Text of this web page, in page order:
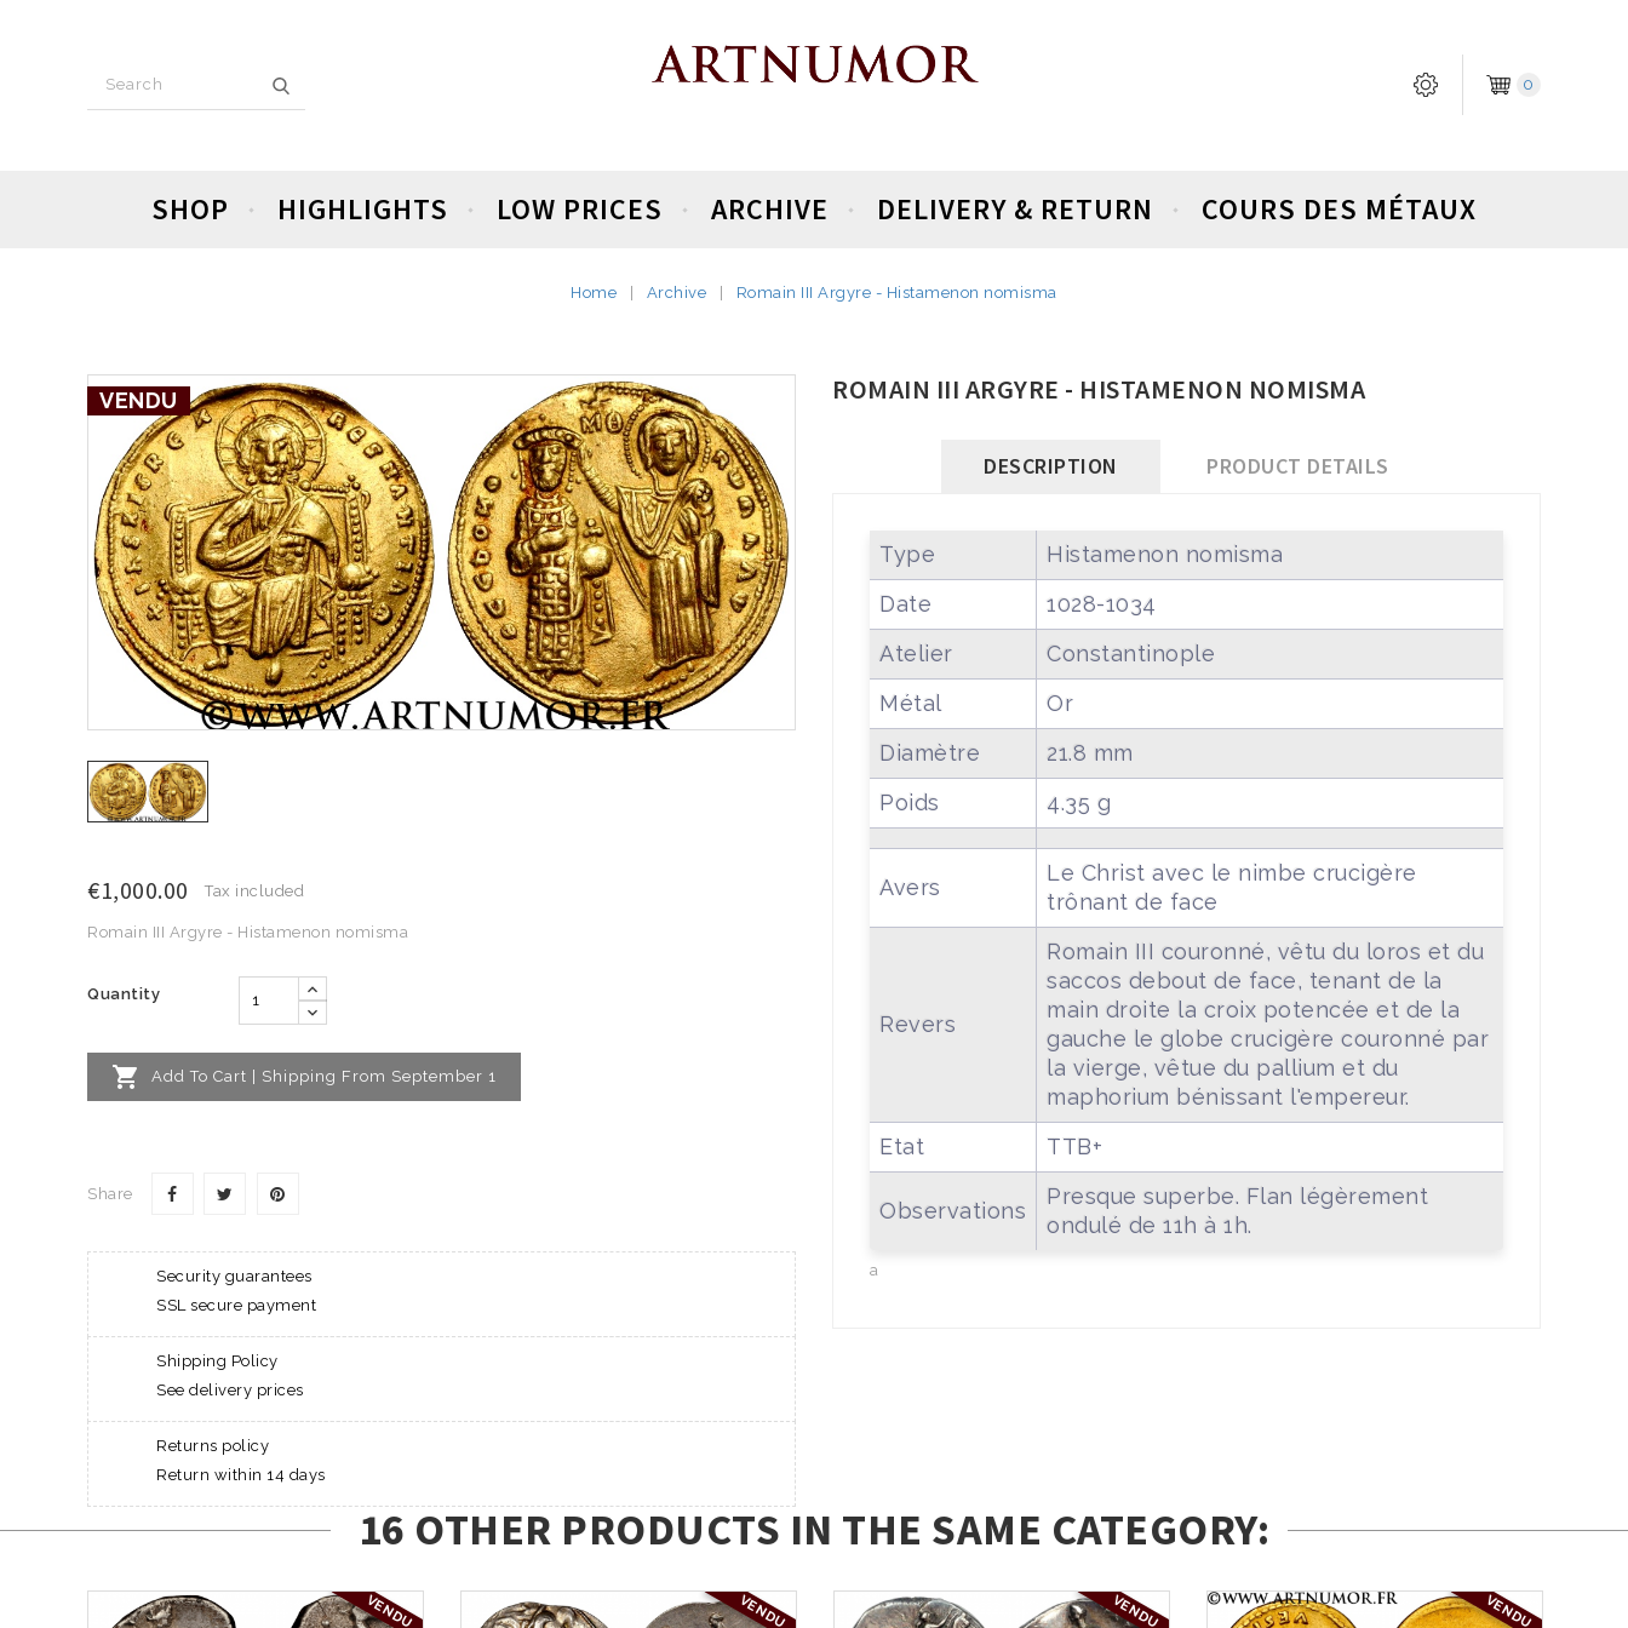
0
SHOP HIGHLIGHTS LOW PRICES ARCHIVE DELIVERY & RETURN COURS DES MÉTAUX
Home Archive Romain III Argyre - Histamenon nomisma
VENDU
€1,000.00 Tax included
Romain III Argyre - Histamenon nomisma
Quantity
 Add To Cart | Shipping From September 1
Share
Security guarantees
SSL secure payment
Shipping Policy
See delivery prices
Returns policy
Return within 14 days
ROMAIN III ARGYRE - HISTAMENON NOMISMA
DESCRIPTION PRODUCT DETAILS
Type
Histamenon nomisma
Date
1028-1034
Atelier
Constantinople
Métal
Or
Diamètre
21.8 mm
Poids
4.35 g
Avers
Le Christ avec le nimbe crucigère
trônant de face
Revers
Romain III couronné, vêtu du loros et du
saccos debout de face, tenant de la
main droite la croix potencée et de la
gauche le globe crucigère couronné par
la vierge, vêtue du pallium et du
maphorium bénissant l'empereur.
Etat
TTB+
Observations
Presque superbe. Flan légèrement
ondulé de 11h à 1h.
a
16 OTHER PRODUCTS IN THE SAME CATEGORY:
VENDU VENDU VENDU VENDU